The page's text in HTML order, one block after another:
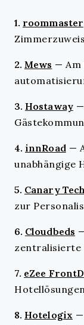
1. roommaster
2. Mews —
3. Hostaway —
4. innRoad —
unabhängige
5. Canary
zur
6. Cloudbeds
zentralisierte
7. eZee
Hotellösungen
8. Hotelogix —